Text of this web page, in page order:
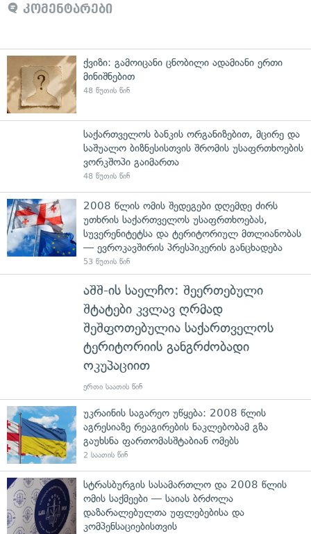
კომენტარები
ქვიზი: გამოიცანი ცნობილი ადამიანი ერთი
მინიშნებით
48 წუთის წინ
საქართველოს ბანკის ორგანიზებით, მცირე და
საშუალო ბიზნესისთვის შრომის უსაფრთხოების
ვორკშოპი გაიმართა
48 წუთის წინ
2008 წლის ომის შედეგები დღემდე ძირს
უთხრის საქართველოს უსაფრთხოებას,
სუვერენიტეტსა და ტერიტორიულ მთლიანობას
— ევროკავშირის პრესპიკერის განცხადება
53 წუთის წინ
აშშ-ის საელჩო: შეერთებული
შტატები კვლავ ღრმად
შეშფოთებულია საქართველოს
ტერიტორიის განგრძობადი
ოკუპაციით
ერთი საათის წინ
უკრაინის საგარეო უწყება: 2008 წლის
აგრესიაზე რეაგირების ნაკლებობამ გზა
გაუხსნა ფართომასშტაბიან ომებს
2 საათის წინ
სტრასბურგის სასამართლო და 2008 წლის
ომის საქმეები — საიას ბრძოლა
დაზარალებულთა უფლებებისა და
კომპენსაციებისთვის